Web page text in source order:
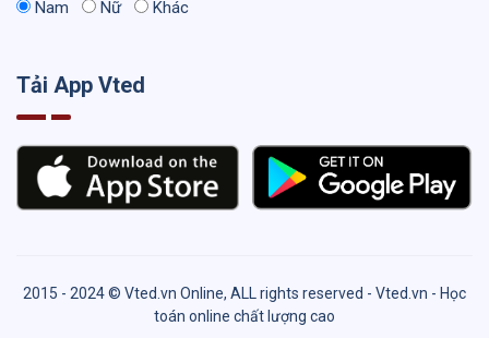
Nam Nữ Khác
Tải App Vted
2015 - 2024 © Vted.vn Online, ALL rights reserved - Vted.vn - Học
toán online chất lượng cao